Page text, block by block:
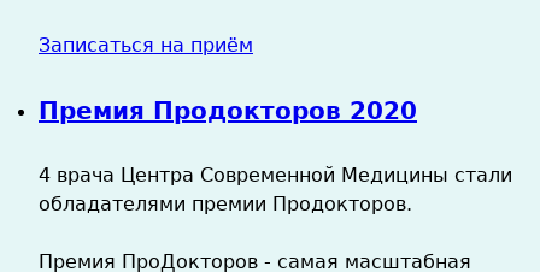
Записаться на приём
Премия Продокторов 2020
4 врача Центра Современной Медицины стали
обладателями премии Продокторов.
Премия ПроДокторов - самая масштабная